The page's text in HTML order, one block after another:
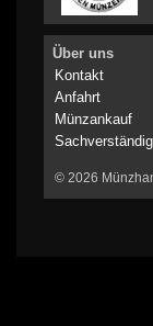
Über uns
Kontakt
Anfahrt
Münzankauf
© 2026